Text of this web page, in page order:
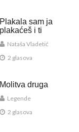
Plakala sam ja
plakaćeš i ti
Nataša Vladetić
2 glasova
Molitva druga
Legende
2 glasova